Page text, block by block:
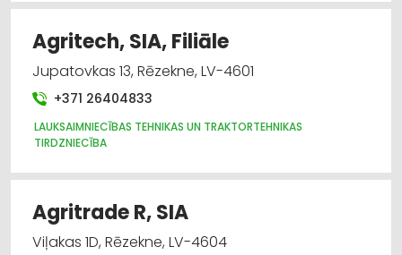
MEŽKOPĪBAS UN MEŽIZSTRĀDES TEHNIKA
LAUKSAIMNIECĪBAS TEHNIKAS UN TRAKTORTEHNIKAS REZERVES
LAUKSAIMNIECĪBAS TEHNIKAS UN TRAKTORTEHNIKAS
LABOŠANA, REMONTS
CELTNIECĪBAS TEHNIKA UN IEKĀRTAS; NOMA
Agritech, SIA, Filiāle
Jupatovkas 13, Rēzekne, LV-4601
+371 26404833
LAUKSAIMNIECĪBAS TEHNIKAS UN TRAKTORTEHNIKAS
TIRDZNIECĪBA
Agritrade R, SIA
Viļakas 1D, Rēzekne, LV-4604